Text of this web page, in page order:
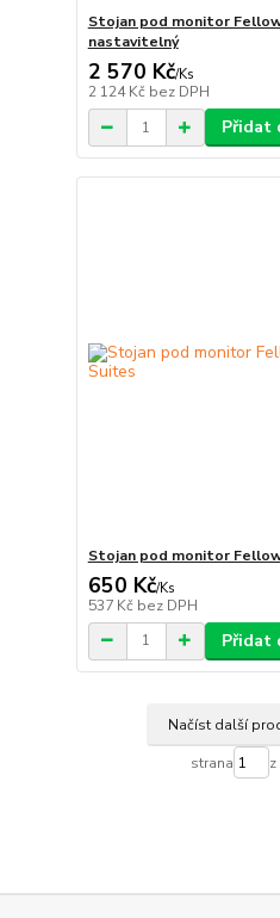
Stojan pod monitor
nastavitelný
2 570 Kč/Ks
2 124 Kč bez DPH
Přidat
Stojan pod monitor
650 Kč/Ks
537 Kč bez DPH
Přidat
Načíst další
strana z